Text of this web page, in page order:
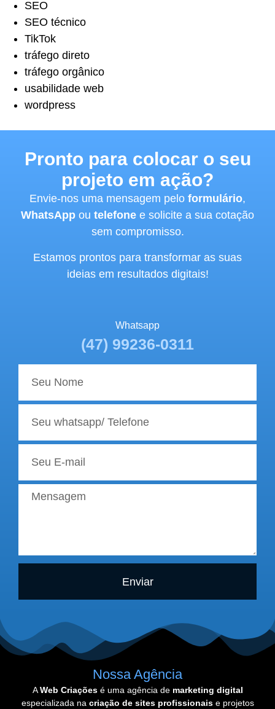
SEO
SEO técnico
TikTok
tráfego direto
tráfego orgânico
usabilidade web
wordpress
Pronto para colocar o seu
projeto em ação?
Envie-nos uma mensagem pelo formulário,
WhatsApp ou telefone e solicite a sua cotação
sem compromisso.
Estamos prontos para transformar as suas
ideias em resultados digitais!
Whatsapp
(47) 99236-0311
Enviar
Nossa Agência
AWeb Criaçõesé uma agência de marketing digital
especializada na criação de sites profissionaise projetos